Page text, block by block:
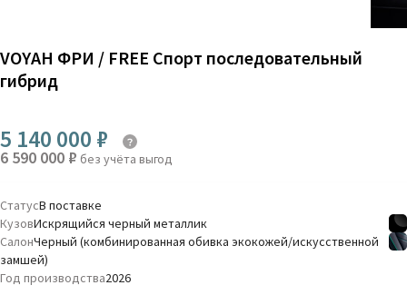
VOYAH ФРИ / FREE Спорт последовательный
гибрид
5 140 000 ₽
6 590 000 ₽ без учёта выгод
СтатусВ поставке
КузовИскрящийся черный металлик
СалонЧерный (комбинированная обивка экокожей/искусственной
замшей)
Год производства2026